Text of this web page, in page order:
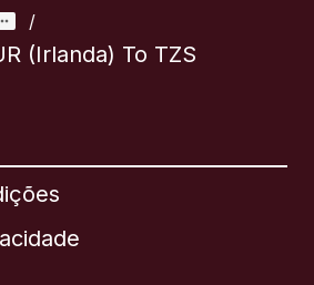
/
(Irlanda) To TZS